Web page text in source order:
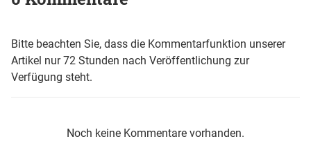
Bitte beachten Sie, dass die Kommentarfunktion unserer
Artikel nur 72 Stunden nach Veröffentlichung zur
Verfügung steht.
Noch keine Kommentare vorhanden.